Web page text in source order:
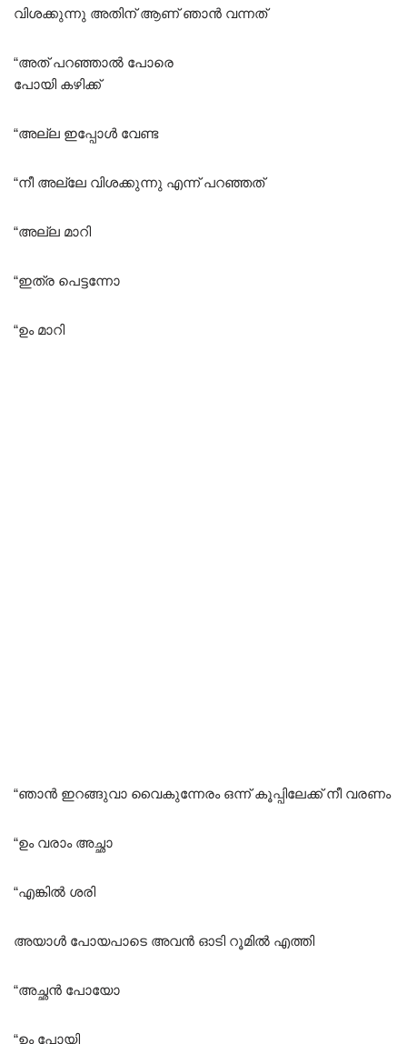
വിശക്കുന്നു അതിന് ആണ് ഞാൻ വന്നത്
“അത് പറഞ്ഞാൽ പോരെ
പോയി കഴിക്ക്
“അല്ല ഇപ്പോൾ വേണ്ട
“നീ അല്ലേ വിശക്കുന്നു എന്ന് പറഞ്ഞത്
“അല്ല മാറി
“ഇത്ര പെട്ടന്നോ
“ഉം മാറി
“ഞാൻ ഇറങ്ങുവാ വൈകുന്നേരം ഒന്ന് കൂപ്പിലേക്ക് നീ വരണം
“ഉം വരാം അച്ഛാ
“എങ്കിൽ ശരി
അയാൾ പോയപാടെ അവൻ ഓടി റൂമിൽ എത്തി
“അച്ഛൻ പോയോ
“ഉം പോയി